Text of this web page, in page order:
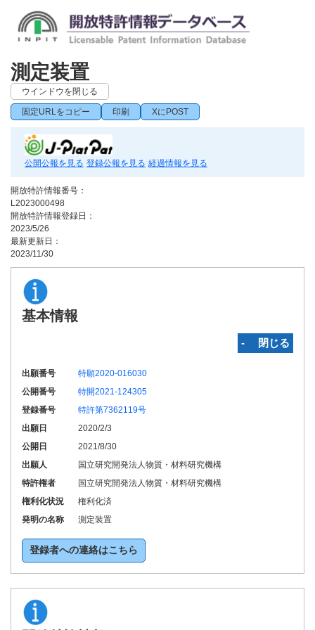
測定装置
ウインドウを閉じる
固定URLをコピー 印刷 XにPOST
公開公報を見る 登録公報を見る 経過情報を見る
開放特許情報番号：
L2023000498
開放特許情報登録日：
2023/5/26
最新更新日：
2023/11/30
基本情報
‐ 閉じる
出願番号
特願2020-016030
公開番号
特開2021-124305
登録番号
特許第7362119号
出願日
2020/2/3
公開日
2021/8/30
出願人
国立研究開発法人物質・材料研究機構
特許権者
国立研究開発法人物質・材料研究機構
権利化状況
権利化済
発明の名称
測定装置
登録者への連絡はこちら